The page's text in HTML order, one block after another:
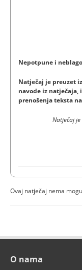
Nepotpune i
Natječaj je preuzet
navode iz
prenošenja teksta
Natječaj
Ovaj natječaj nema
O nama